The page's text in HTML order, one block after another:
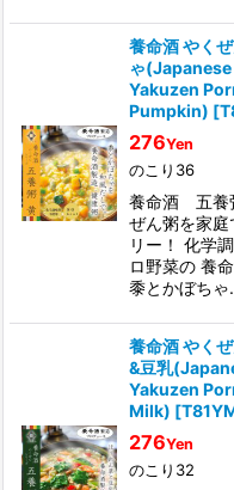
養命酒 やく
ゃ
Yakuzen
Pumpkin) [
276Yen
のこり36
養命酒 五養
ぜん粥を家
リー！ 化学
ロ野菜の 養
黍とかぼち
養命酒 やく
&豆乳
Yakuzen
Milk) [
276Yen
のこり32